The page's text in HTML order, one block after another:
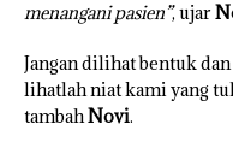
menangani pasien”, ujar
Jangan dilihat bentuk
lihatlah niat kami yang
tambahNovi.